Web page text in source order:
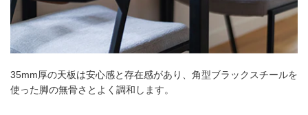
35mm厚の天板は安心感と存在感があり、角型ブラックスチールを
使った脚の無骨さとよく調和します。